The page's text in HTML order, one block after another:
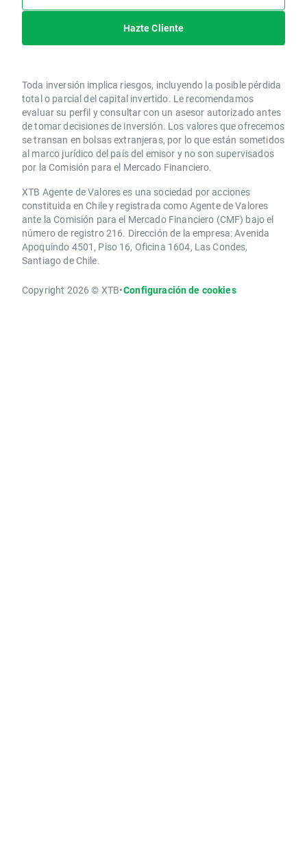
Hazte Cliente
Toda inversión implica riesgos, incluyendo la posible pérdida
total o parcial del capital invertido. Le recomendamos
evaluar su perfil y consultar con un asesor autorizado antes
de tomar decisiones de inversión. Los valores que ofrecemos
se transan en bolsas extranjeras, por lo que están sometidos
al marco jurídico del país del emisor y no son supervisados
por la Comisión para el Mercado Financiero.
XTB Agente de Valores es una sociedad por acciones
constituida en Chile y registrada como Agente de Valores
ante la Comisión para el Mercado Financiero (CMF) bajo el
número de registro 216. Dirección de la empresa: Avenida
Apoquindo 4501, Piso 16, Oficina 1604, Las Condes,
Santiago de Chile.
Copyright 2026 © XTB•Configuración de cookies